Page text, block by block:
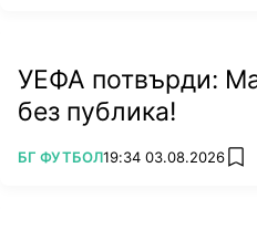
УЕФА потвърди:
без публика!
ПОВЕЧЕ ОТ
БГ ФУТБОЛ19:34 03.08.2026